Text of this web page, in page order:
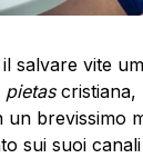
salvare vite
pietascristiana,
un brevissimo
sui suoi